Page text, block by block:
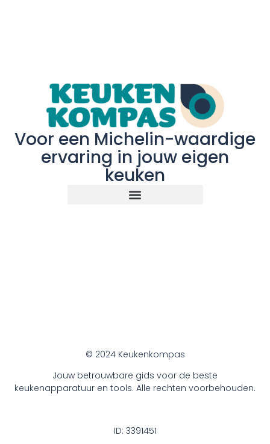
Voor een Michelin-waardige
ervaring in jouw eigen
keuken
© 2024 Keukenkompas
Jouw betrouwbare gids voor de beste
keukenapparatuur en tools. Alle rechten voorbehouden.
ID: 3391451